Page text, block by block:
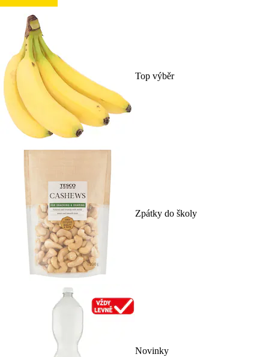
Top výběr
Zpátky do školy
Novinky